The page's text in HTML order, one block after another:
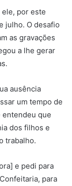
ele, por este
julho. O desafio
as gravações
a lhe gerar
ausência
um tempo de
entendeu que
dos filhos e
trabalho.
e pedi para
para